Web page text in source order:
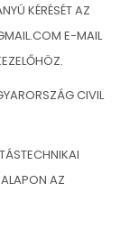
KÉRÉSÉT AZ
E-MAIL
CIVIL
AZ